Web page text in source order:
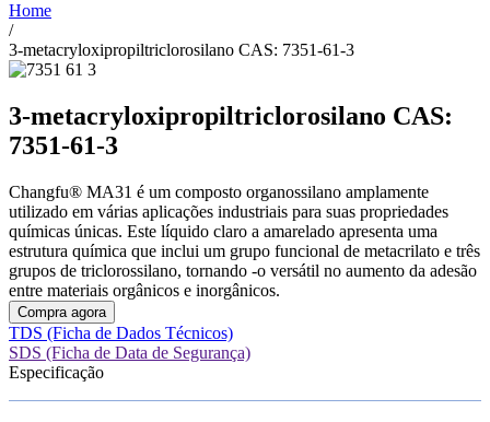
Home
/
3-metacryloxipropiltriclorosilano CAS: 7351-61-3
3-metacryloxipropiltriclorosilano CAS:
7351-61-3
Changfu® MA31 é um composto organossilano amplamente
utilizado em várias aplicações industriais para suas propriedades
químicas únicas. Este líquido claro a amarelado apresenta uma
estrutura química que inclui um grupo funcional de metacrilato e três
grupos de triclorossilano, tornando -o versátil no aumento da adesão
entre materiais orgânicos e inorgânicos.
Compra agora
TDS (Ficha de Dados Técnicos)
SDS (Ficha de Data de Segurança)
Especificação